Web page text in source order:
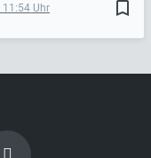
bookmark_border
11:54